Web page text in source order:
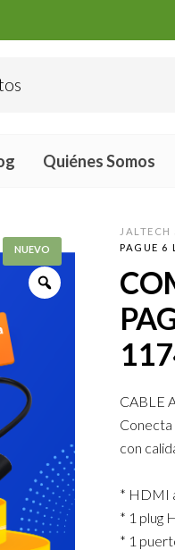
Quiénes Somos
JALTECH
PAGUE 6
CABLE
con
* HDMI
* 1 plug
* 1